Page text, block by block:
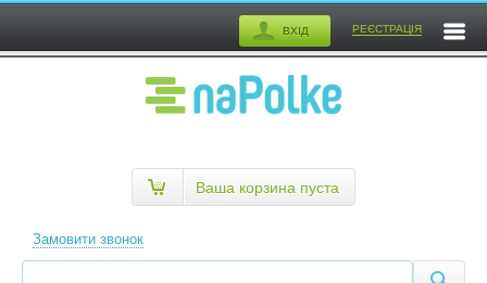
ВХІД РЕЄСТРАЦІЯ
Замовити звонок
Ваша корзина пуста